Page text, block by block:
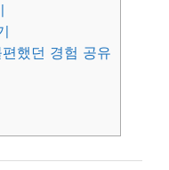
했던 경험 공유